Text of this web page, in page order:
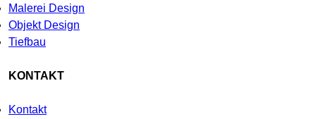
Malerei Design
Objekt Design
Tiefbau
KONTAKT
Kontakt